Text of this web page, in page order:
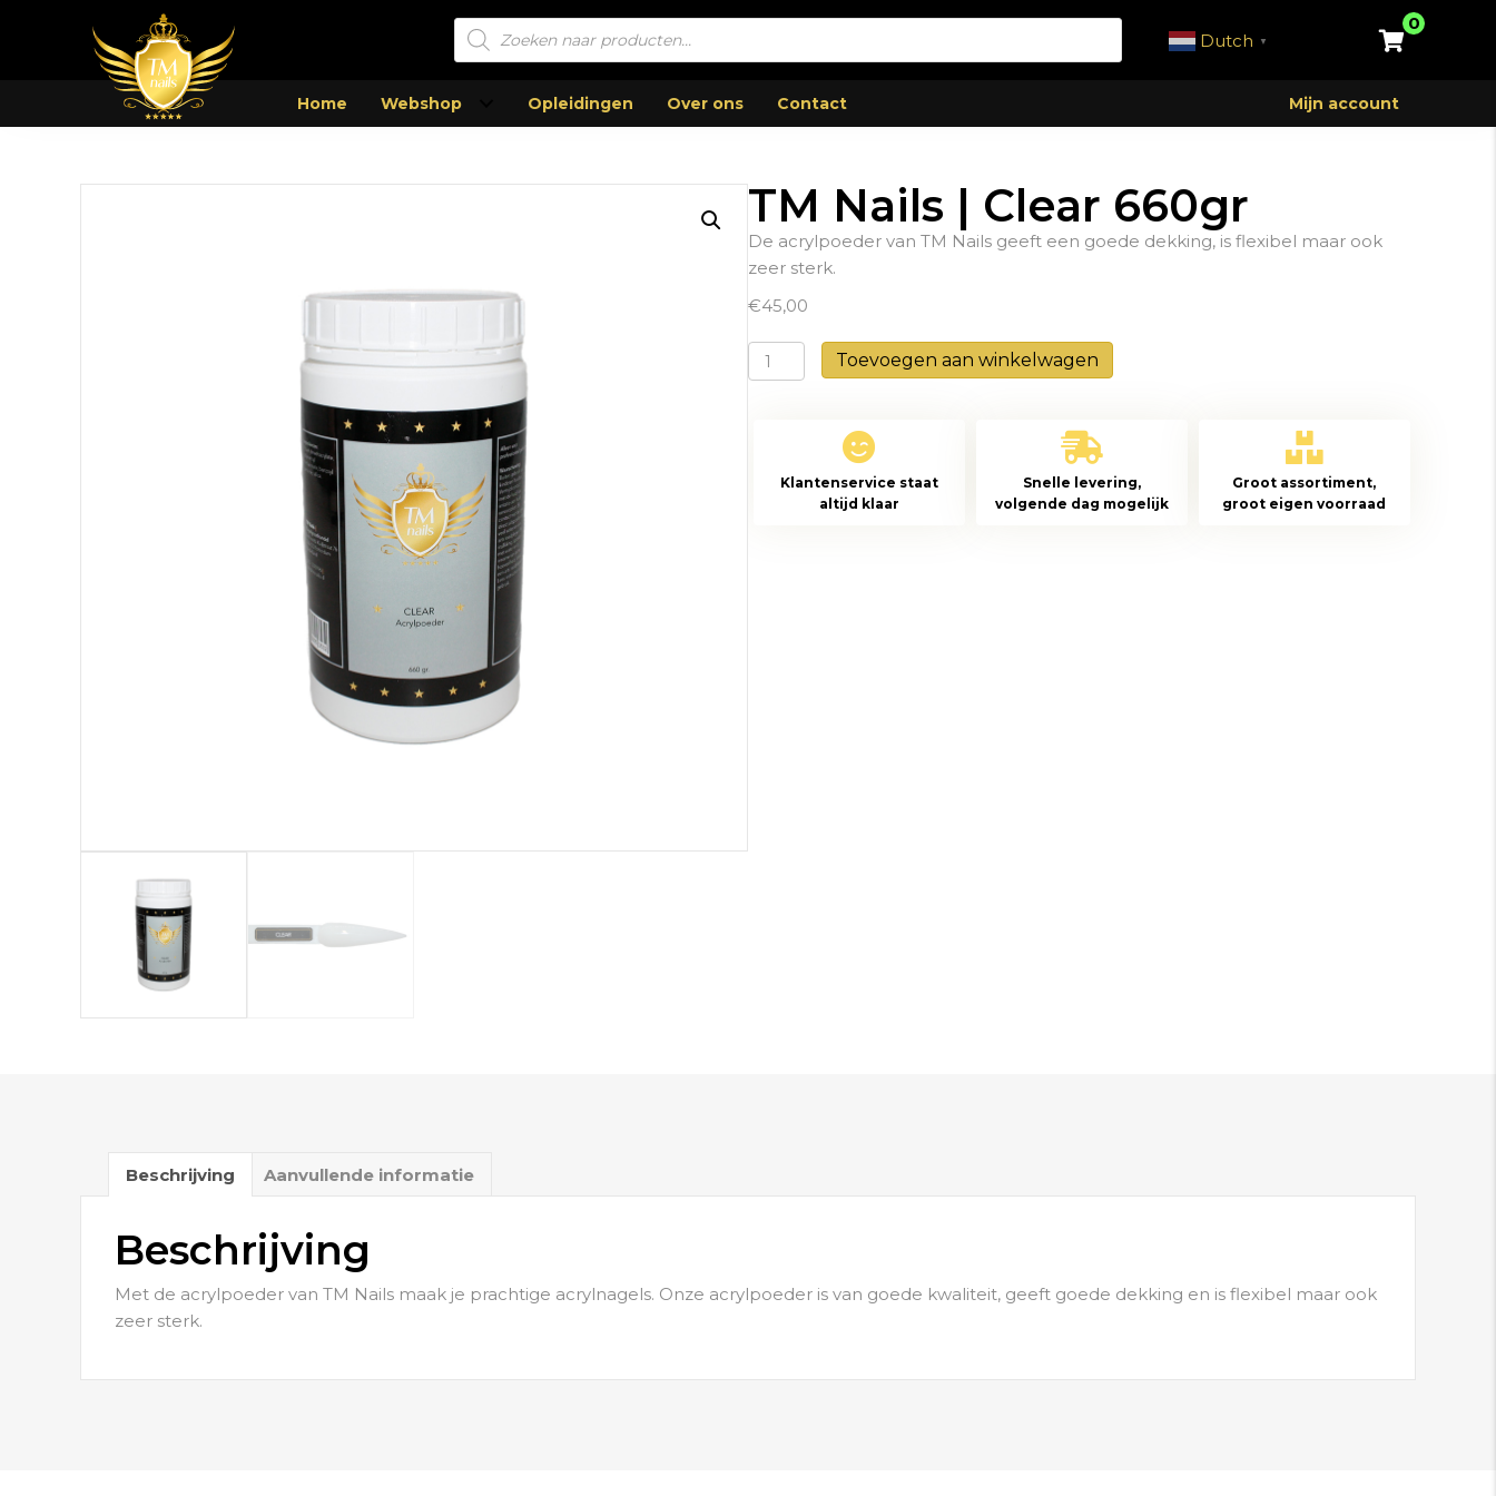
Producten
zoeken Dutch ▼
0
Home Webshop Opleidingen Over ons Contact Mijn account
TM Nails | Clear 660gr
De acrylpoeder van TM Nails geeft een goede dekking, is flexibel maar ook
zeer sterk.
€45,00
TM
Nails
aantal
Toevoegen aan winkelwagen
Klantenservice staat
altijd klaar
Snelle levering,
volgende dag mogelijk
Groot assortiment,
groot eigen voorraad
Beschrijving Aanvullende informatie
Beschrijving
Met de acrylpoeder van TM Nails maak je prachtige acrylnagels. Onze acrylpoeder is van goede kwaliteit, geeft goede dekking en is flexibel maar ook
zeer sterk.